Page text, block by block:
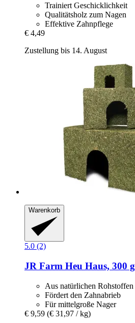
Trainiert Geschicklichkeit
Qualitätsholz zum Nagen
Effektive Zahnpflege
€ 4,49
Zustellung bis 14. August
Warenkorb
5.0 (2)
JR Farm Heu Haus, 300 g
Aus natürlichen Rohstoffen
Fördert den Zahnabrieb
Für mittelgroße Nager
€ 9,59 (€ 31,97 / kg)